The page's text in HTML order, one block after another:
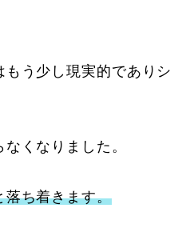
もう少し現実的でありシ
くなりました。
落ち着きます。